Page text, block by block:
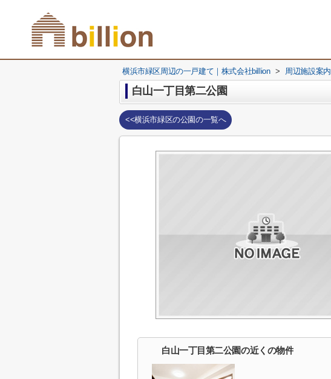
横浜市緑区周辺の一戸建て｜株式会社billion > 周辺施設案内
白山一丁目第二公園
<<横浜市緑区の公園の一覧へ
白山一丁目第二公園の近くの物件